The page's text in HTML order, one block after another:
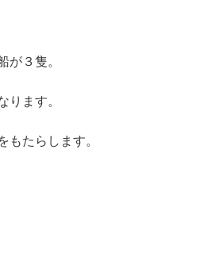
が３隻。
ります。
もたらします。